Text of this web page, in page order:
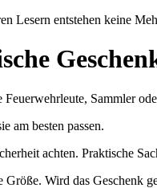
Lesern entstehen keine
Sammler
am besten passen.
achten. Praktische
Wird das Geschenk